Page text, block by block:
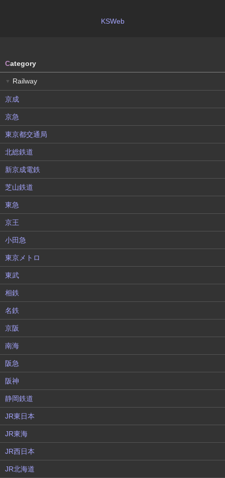
KSWeb
Category
▼ Railway
京成
京急
東京都交通局
北総鉄道
新京成電鉄
芝山鉄道
東急
京王
小田急
東京メトロ
東武
相鉄
名鉄
京阪
南海
阪急
阪神
静岡鉄道
JR東日本
JR東海
JR西日本
JR北海道